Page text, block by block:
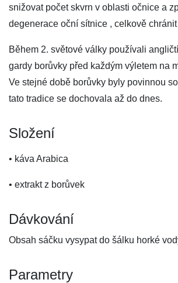
snižovat počet skvrn v oblasti očnice a
degenerace oční sítnice , celkově chránit
Během 2. světové války používali
gardy borůvky před každým výletem na
Ve stejné době borůvky byly povinnou
tato tradice se dochovala až do dnes.
Složení
• káva Arabica
• extrakt z borůvek
Dávkování
Obsah sáčku vysypat do šálku horké
Parametry